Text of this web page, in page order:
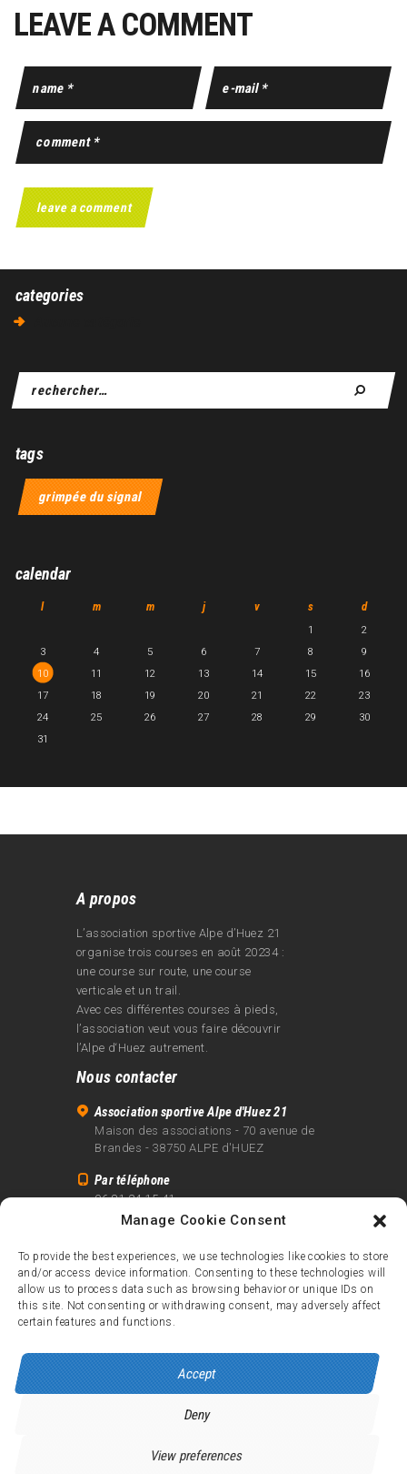
Manage Cookie Consent
To provide the best experiences, we use technologies like cookies to store
and/or access device information. Consenting to these technologies will
allow us to process data such as browsing behavior or unique IDs on
this site. Not consenting or withdrawing consent, may adversely affect
certain features and functions.
Accept
Deny
View preferences
LEAVE A COMMENT
categories
tags
grimpée du signal
calendar
l m m j v s d
1
2
3
4 5 6 7 8
9
10
11 12 13 14 15
16
17
18 19 20 21 22
23
24
25 26 27 28 29
30
31
A propos
L’association sportive Alpe d’Huez 21
organise trois courses en août 20234 :
une course sur route, une course
verticale et un trail.
Avec ces différentes courses à pieds,
l’association veut vous faire découvrir
l’Alpe d‘Huez autrement.
Nous contacter
Association sportive Alpe d'Huez 21
Maison des associations - 70 avenue de
Brandes - 38750 ALPE d'HUEZ
Par téléphone
06 81 24 15 41
info@alpe21.fr
Mentions légales
Contact
crédits